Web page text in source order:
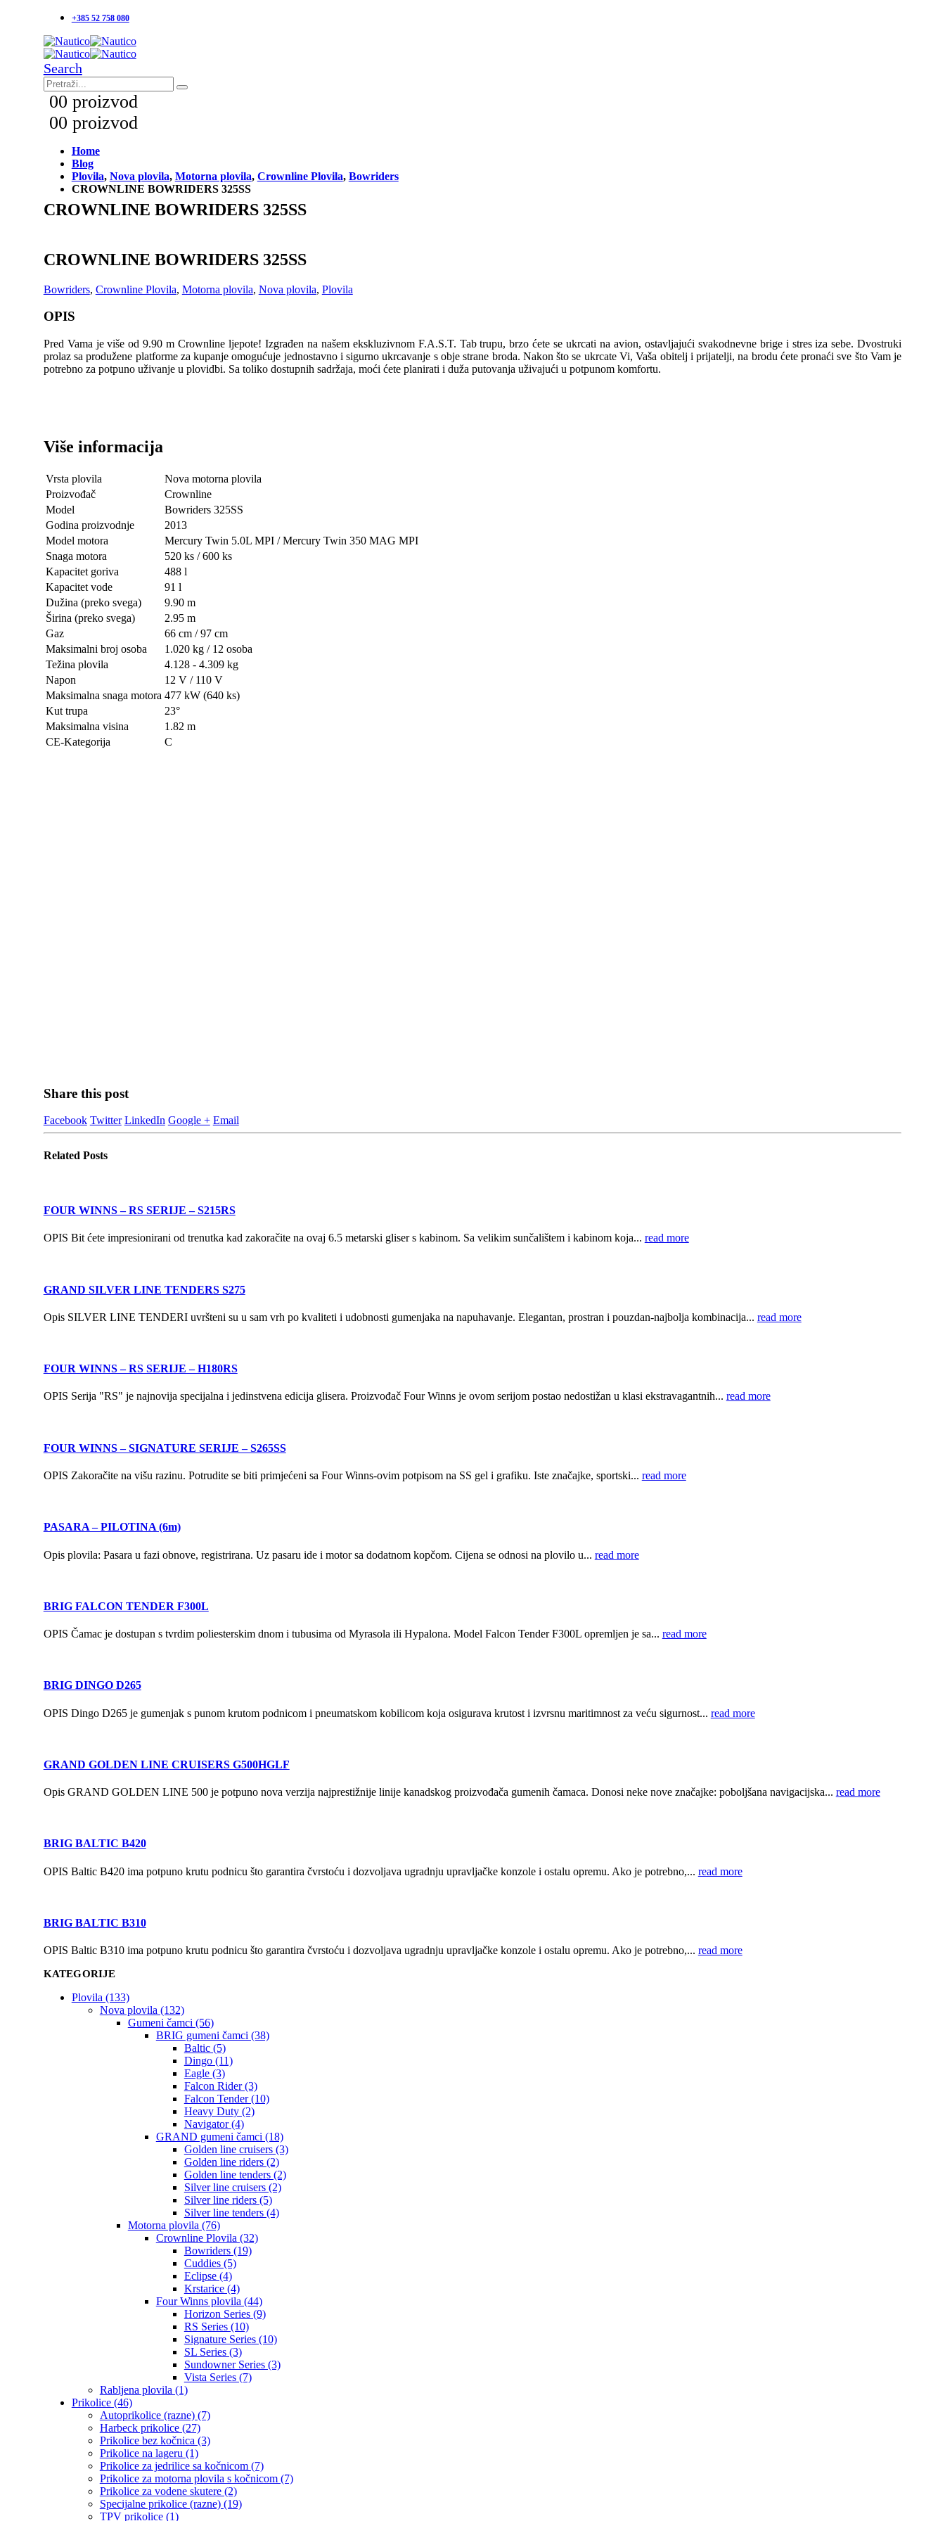
+385 52 758 080
Search
00 proizvod
00 proizvod
Home
Blog
Plovila, Nova plovila, Motorna plovila, Crownline Plovila, Bowriders
CROWNLINE BOWRIDERS 325SS
CROWNLINE BOWRIDERS 325SS
CROWNLINE BOWRIDERS 325SS
Bowriders, Crownline Plovila, Motorna plovila, Nova plovila, Plovila
OPIS
Pred Vama je više od 9.90 m Crownline ljepote! Izgrađen na našem ekskluzivnom F.A.S.T. Tab trupu, brzo ćete se ukrcati na avion, ostavljajući svakodnevne brige i stres iza sebe.Dvostruki
prolaz sa produžene platforme za kupanje omogućuje jednostavno i sigurno ukrcavanje s obje strane broda. Nakon što se ukrcate Vi, Vaša obitelj i prijatelji, na brodu ćete pronaći sve što Vam je
potrebno za potpuno uživanje u plovidbi. Sa toliko dostupnih sadržaja, moći ćete planirati i duža putovanja uživajući u potpunom komfortu.
Više informacija
Vrsta plovila
Nova motorna plovila
Proizvođač
Crownline
Model
Bowriders 325SS
Godina proizvodnje
2013
Model motora
Mercury Twin 5.0L MPI / Mercury Twin 350 MAG MPI
Snaga motora
520 ks / 600 ks
Kapacitet goriva
488 l
Kapacitet vode
91 l
Dužina (preko svega)
9.90 m
Širina (preko svega)
2.95 m
Gaz
66 cm / 97 cm
Maksimalni broj osoba
1.020 kg / 12 osoba
Težina plovila
4.128 - 4.309 kg
Napon
12 V / 110 V
Maksimalna snaga motora 477 kW (640 ks)
Kut trupa
23°
Maksimalna visina
1.82 m
CE-Kategorija
C
Share this post
Facebook Twitter LinkedIn Google + Email
Related Posts
FOUR WINNS – RS SERIJE – S215RS
OPIS Bit ćete impresionirani od trenutka kad zakoračite na ovaj 6.5 metarski gliser s kabinom. Sa velikim sunčalištem i kabinom koja... read more
GRAND SILVER LINE TENDERS S275
Opis SILVER LINE TENDERI uvršteni su u sam vrh po kvaliteti i udobnosti gumenjaka na napuhavanje. Elegantan, prostran i pouzdan-najbolja kombinacija... read more
FOUR WINNS – RS SERIJE – H180RS
OPIS Serija "RS" je najnovija specijalna i jedinstvena edicija glisera. Proizvođač Four Winns je ovom serijom postao nedostižan u klasi ekstravagantnih... read more
FOUR WINNS – SIGNATURE SERIJE – S265SS
OPIS Zakoračite na višu razinu. Potrudite se biti primjećeni sa Four Winns-ovim potpisom na SS gel i grafiku. Iste značajke, sportski... read more
PASARA – PILOTINA (6m)
Opis plovila: Pasara u fazi obnove, registrirana. Uz pasaru ide i motor sa dodatnom kopčom. Cijena se odnosi na plovilo u... read more
BRIG FALCON TENDER F300L
OPIS Čamac je dostupan s tvrdim poliesterskim dnom i tubusima od Myrasola ili Hypalona. Model Falcon Tender F300L opremljen je sa... read more
BRIG DINGO D265
OPIS Dingo D265 je gumenjak s punom krutom podnicom i pneumatskom kobilicom koja osigurava krutost i izvrsnu maritimnost za veću sigurnost... read more
GRAND GOLDEN LINE CRUISERS G500HGLF
Opis GRAND GOLDEN LINE 500 je potpuno nova verzija najprestižnije linije kanadskog proizvođača gumenih čamaca. Donosi neke nove značajke: poboljšana navigacijska... read more
BRIG BALTIC B420
OPIS Baltic B420 ima potpuno krutu podnicu što garantira čvrstoću i dozvoljava ugradnju upravljačke konzole i ostalu opremu. Ako je potrebno,... read more
BRIG BALTIC B310
OPIS Baltic B310 ima potpuno krutu podnicu što garantira čvrstoću i dozvoljava ugradnju upravljačke konzole i ostalu opremu. Ako je potrebno,... read more
KATEGORIJE
Plovila (133)
Nova plovila (132)
Gumeni čamci (56)
BRIG gumeni čamci (38)
Baltic (5)
Dingo (11)
Eagle (3)
Falcon Rider (3)
Falcon Tender (10)
Heavy Duty (2)
Navigator (4)
GRAND gumeni čamci (18)
Golden line cruisers (3)
Golden line riders (2)
Golden line tenders (2)
Silver line cruisers (2)
Silver line riders (5)
Silver line tenders (4)
Motorna plovila (76)
Crownline Plovila (32)
Bowriders (19)
Cuddies (5)
Eclipse (4)
Krstarice (4)
Four Winns plovila (44)
Horizon Series (9)
RS Series (10)
Signature Series (10)
SL Series (3)
Sundowner Series (3)
Vista Series (7)
Rabljena plovila (1)
Prikolice (46)
Autoprikolice (razne) (7)
Harbeck prikolice (27)
Prikolice bez kočnica (3)
Prikolice na lageru (1)
Prikolice za jedrilice sa kočnicom (7)
Prikolice za motorna plovila s kočnicom (7)
Prikolice za vodene skutere (2)
Specijalne prikolice (razne) (19)
TPV prikolice (1)